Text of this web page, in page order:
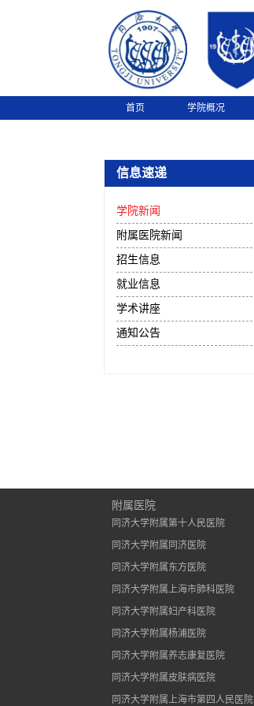
首页 学院概况
信息速递
学院新闻
附属医院新闻
招生信息
就业信息
学术讲座
通知公告
附属医院
同济大学附属第十人民医院
同济大学附属同济医院
同济大学附属东方医院
同济大学附属上海市肺科医院
同济大学附属妇产科医院
同济大学附属杨浦医院
同济大学附属养志康复医院
同济大学附属皮肤病医院
同济大学附属上海市第四人民医院